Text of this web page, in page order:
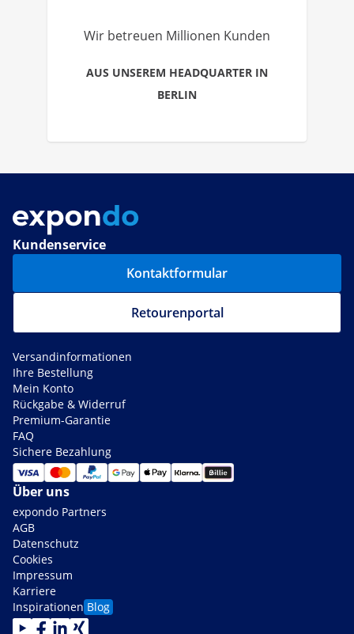
Wir betreuen Millionen Kunden
AUS UNSEREM HEADQUARTER IN
BERLIN
Kundenservice
Kontaktformular
Retourenportal
Versandinformationen
Ihre Bestellung
Mein Konto
Rückgabe & Widerruf
Premium-Garantie
FAQ
Sichere Bezahlung
Über uns
expondo Partners
AGB
Datenschutz
Cookies
Impressum
Karriere
Inspirationen Blog